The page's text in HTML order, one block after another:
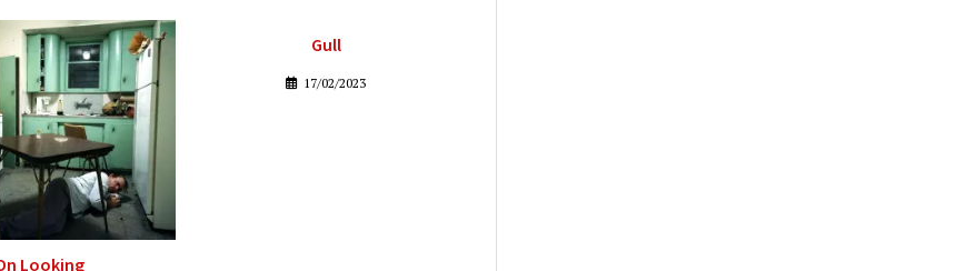
Looking
Gull
17/02/2023